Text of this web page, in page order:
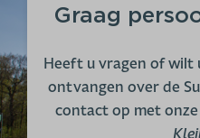
Graag
Heeft u vragen of wilt
ontvangen over de
contact op met onze